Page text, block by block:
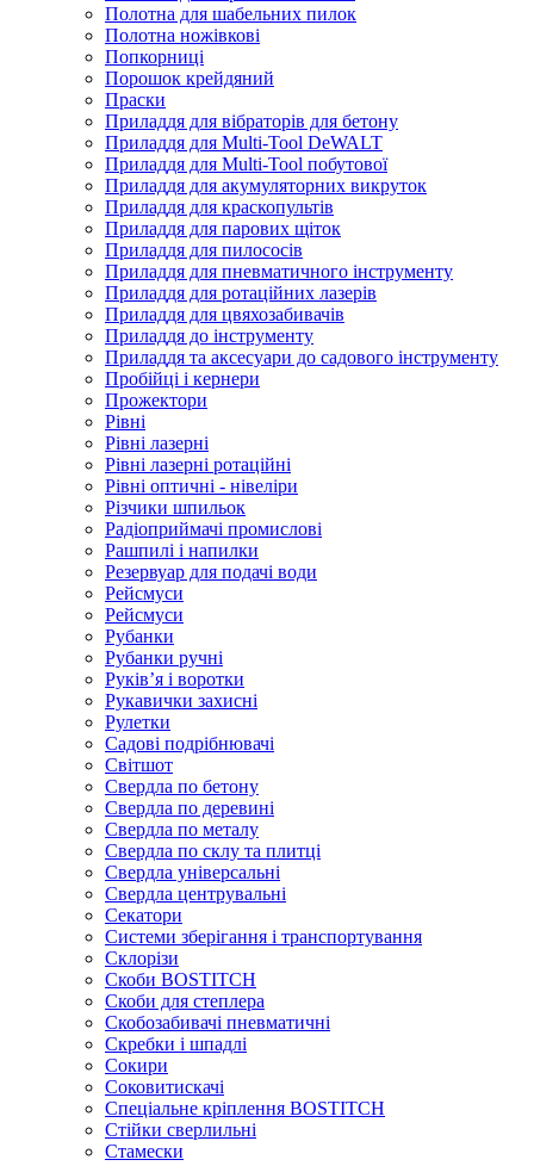
Полотна для шабельних пилок
Полотна ножівкові
Попкорниці
Порошок крейдяний
Праски
Приладдя для вібраторів для бетону
Приладдя для Multi-Tool DeWALT
Приладдя для Multi-Tool побутової
Приладдя для акумуляторних викруток
Приладдя для краскопультів
Приладдя для парових щіток
Приладдя для пилососів
Приладдя для пневматичного інструменту
Приладдя для ротаційних лазерів
Приладдя для цвяхозабивачів
Приладдя до інструменту
Приладдя та аксесуари до садового інструменту
Пробійці і кернери
Прожектори
Рівні
Рівні лазерні
Рівні лазерні ротаційні
Рівні оптичні - нівеліри
Різчики шпильок
Радіоприймачі промислові
Рашпилі і напилки
Резервуар для подачі води
Рейсмуси
Рейсмуси
Рубанки
Рубанки ручні
Руківʼя і воротки
Рукавички захисні
Рулетки
Садові подрібнювачі
Світшот
Свердла по бетону
Свердла по деревині
Свердла по металу
Свердла по склу та плитці
Свердла універсальні
Свердла центрувальні
Секатори
Системи зберігання і транспортування
Склорізи
Скоби BOSTITCH
Скоби для степлера
Скобозабивачі пневматичні
Скребки і шпадлі
Сокири
Соковитискачі
Спеціальне кріплення BOSTITCH
Стійки сверлильні
Стамески